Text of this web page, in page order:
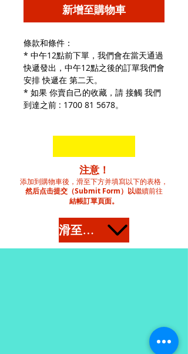
新增至購物車
條款和條件：
* 中午12點前下單，我們會在當天通過
快遞發出，中午12點之後的訂單我們會
安排 快遞在 第二天。
* 如果 你賣自己的收藏，請 接觸 我們
到達之前 : 1700 81 5678。
注意！
添加到購物車後，滑至下方并填寫以下的表格，
然后点击提交（Submit Form）以繼續前往
結帳訂單頁面。
滑至下方